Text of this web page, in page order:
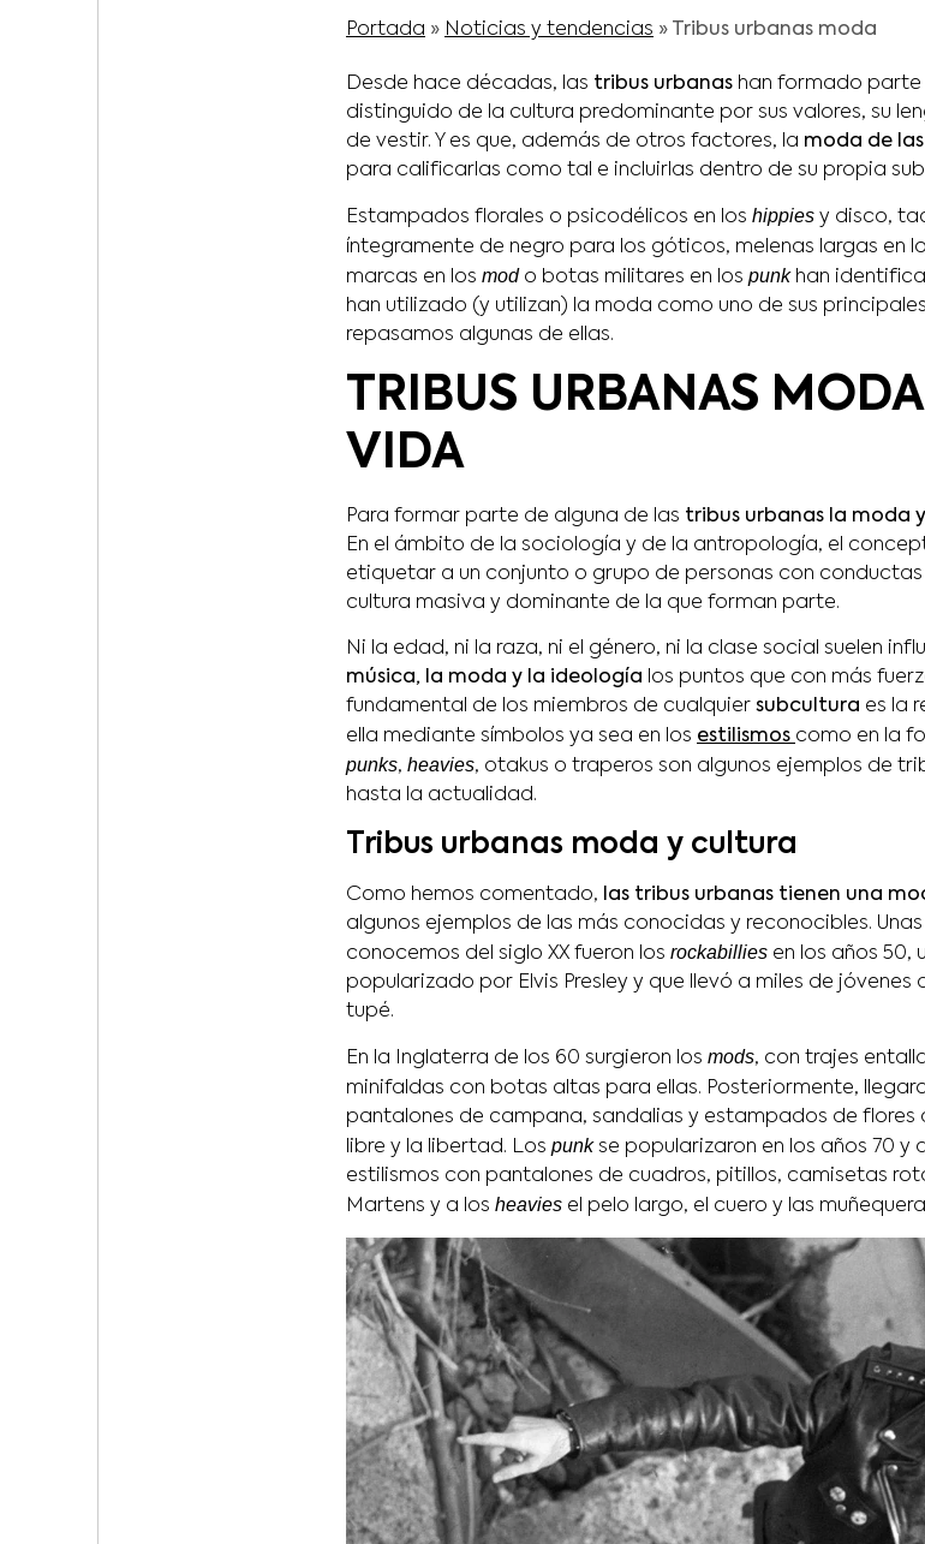
Portada » Noticias y tendencias » Tribus urbanas moda
Desde hace décadas, las tribus urbanas han formado parte
distinguido de la cultura predominante por sus valores, su
de vestir. Y es que, además de otros factores, la moda de
para calificarlas como tal e incluirlas dentro de su propia
Estampados florales o psicodélicos en los hippies y disco,
íntegramente de negro para los góticos, melenas largas en
marcas en los mod o botas militares en los punkhan
han utilizado (y utilizan) la moda como uno de sus
repasamos algunas de ellas.
TRIBUS URBANAS
VIDA
Para formar parte de alguna de las tribus urbanas la moda
En el ámbito de la sociología y de la antropología, el
etiquetar a un conjunto o grupo de personas con
cultura masiva y dominante de la que forman parte.
Ni la edad, ni la raza, ni el género, ni la clase social suelen
música, la moda y la ideología los puntos que con más
fundamental de los miembros de cualquier subcultura es la
ella mediante símbolos ya sea en los estilismos como en la
punks, heavies, otakus o traperos son algunos ejemplos de
hasta la actualidad.
Tribus urbanas moda y cultura
Como hemos comentado, las tribus urbanas tienen una
algunos ejemplos de las más conocidas y reconocibles.
conocemos del siglo XX fueron los rockabillies en los años 50,
popularizado por Elvis Presley y que llevó a miles de
tupé.
En la Inglaterra de los 60 surgieron los mods, con trajes
minifaldas con botas altas para ellas. Posteriormente,
pantalones de campana, sandalias y estampados de flores
libre y la libertad. Los punkse popularizaron en los años 70 y
estilismos con pantalones de cuadros, pitillos, camisetas
Martens y a los heavies el pelo largo, el cuero y las